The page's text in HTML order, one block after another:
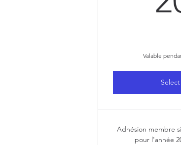
Valable
Select
Adhésion membre
pour l'année